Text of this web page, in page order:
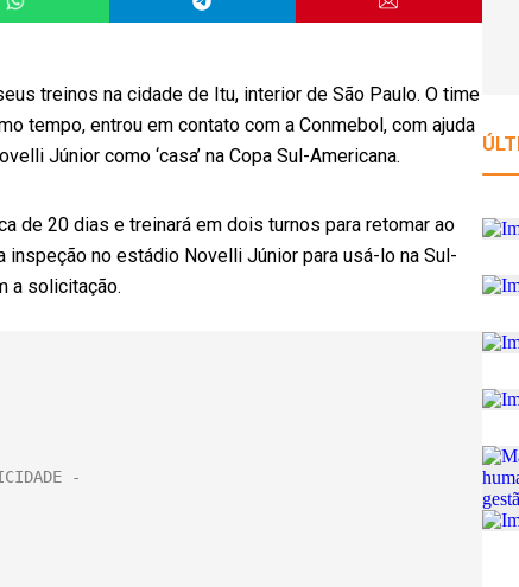
treinos na cidade de Itu, interior de São Paulo. O time
tempo, entrou em contato com a Conmebol, com ajuda
Júnior como ‘casa’ na Copa Sul-Americana.
de 20 dias e treinará em dois turnos para retomar ao
no estádio Novelli Júnior para usá-lo na Sul-
a solicitação.